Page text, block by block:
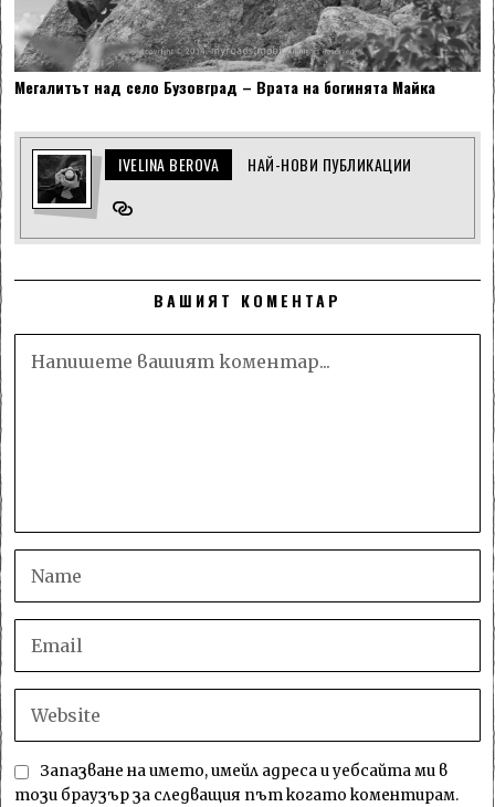
Мегалитът над село Бузовград – Врата на богинята Майка
IVELINA BEROVA НАЙ-НОВИ ПУБЛИКАЦИИ
ВАШИЯТ КОМЕНТАР
Запазване на името, имейл адреса и уебсайта ми в
този браузър за следващия път когато коментирам.